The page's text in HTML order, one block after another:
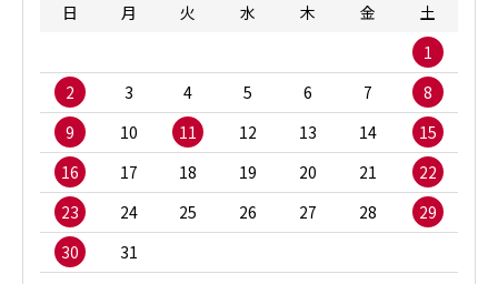
日
月 火 水 木 金
土
1
2
3 4 5 6 7
8
9
10 11 12 13 14
15
16
17 18 19 20 21
22
23
24 25 26 27 28
29
30
31